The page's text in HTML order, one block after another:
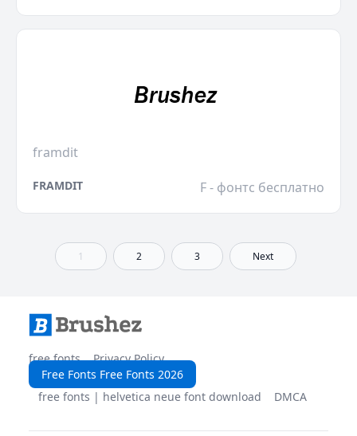
framdit
FRAMDIT F - фонтс бесплатно
1 2 3 Next
free fonts
Privacy Policy
Free Fonts Free Fonts 2026
free fonts | helvetica neue font download
DMCA